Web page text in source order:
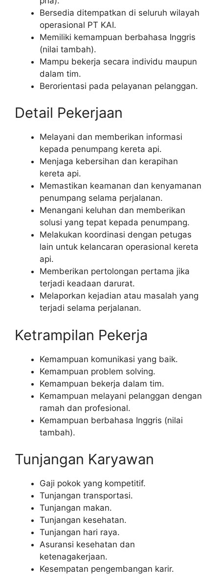
Bersedia ditempatkan di seluruh wilayah
operasional PT KAI.
Memiliki kemampuan berbahasa Inggris
(nilai tambah).
Mampu bekerja secara individu maupun
dalam tim.
Berorientasi pada pelayanan pelanggan.
Detail Pekerjaan
Melayani dan memberikan informasi
kepada penumpang kereta api.
Menjaga kebersihan dan kerapihan
kereta api.
Memastikan keamanan dan kenyamanan
penumpang selama perjalanan.
Menangani keluhan dan memberikan
solusi yang tepat kepada penumpang.
Melakukan koordinasi dengan petugas
lain untuk kelancaran operasional kereta
api.
Memberikan pertolongan pertama jika
terjadi keadaan darurat.
Melaporkan kejadian atau masalah yang
terjadi selama perjalanan.
Ketrampilan Pekerja
Kemampuan komunikasi yang baik.
Kemampuan problem solving.
Kemampuan bekerja dalam tim.
Kemampuan melayani pelanggan dengan
ramah dan profesional.
Kemampuan berbahasa Inggris (nilai
tambah).
Tunjangan Karyawan
Gaji pokok yang kompetitif.
Tunjangan transportasi.
Tunjangan makan.
Tunjangan kesehatan.
Tunjangan hari raya.
Asuransi kesehatan dan
ketenagakerjaan.
Kesempatan pengembangan karir.